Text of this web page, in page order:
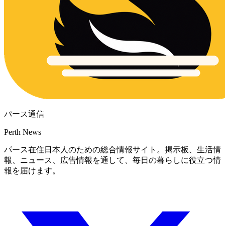
パース通信
Perth News
パース在住日本人のための総合情報サイト。掲示板、生活情
報、ニュース、広告情報を通して、毎日の暮らしに役立つ情
報を届けます。